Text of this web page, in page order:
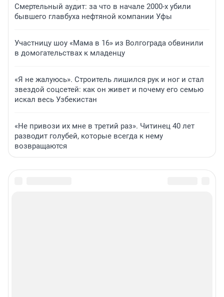
Смертельный аудит: за что в начале 2000-х убили
бывшего главбуха нефтяной компании Уфы
Участницу шоу «Мама в 16» из Волгограда обвинили
в домогательствах к младенцу
«Я не жалуюсь». Строитель лишился рук и ног и стал
звездой соцсетей: как он живет и почему его семью
искал весь Узбекистан
«Не привози их мне в третий раз». Читинец 40 лет
разводит голубей, которые всегда к нему
возвращаются